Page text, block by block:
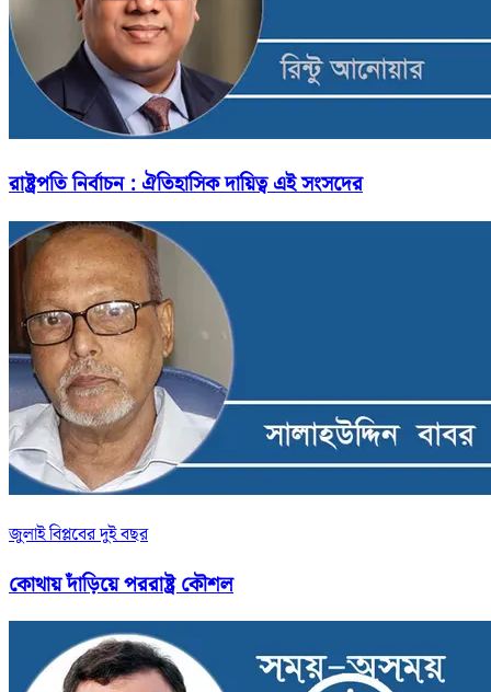
রাষ্ট্রপতি নির্বাচন : ঐতিহাসিক দায়িত্ব এই সংসদের
জুলাই বিপ্লবের দুই বছর
কোথায় দাঁড়িয়ে পররাষ্ট্র কৌশল